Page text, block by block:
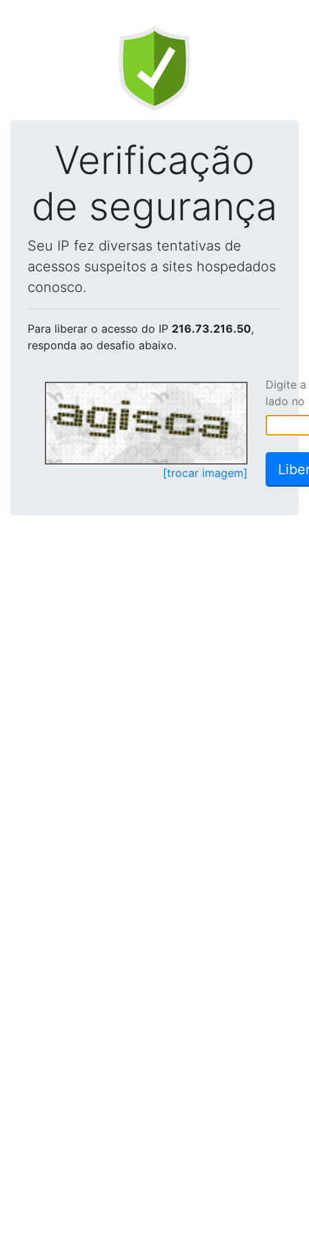
Verificação
de segurança
Seu IP fez diversas tentativas de
acessos suspeitos a sites hospedados
conosco.
Para liberar o acesso do IP 216.73.216.50,
responda ao desafio abaixo.
[trocar imagem]
Digite
lado no